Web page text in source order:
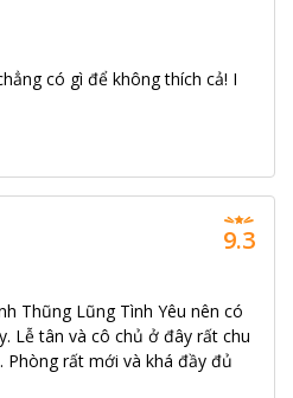
có gì để không thích cả! I
Thũng Lũng Tình Yêu nên có
Lễ tân và cô chủ ở đây rất chu
rất mới và khá đầy đủ
9.3